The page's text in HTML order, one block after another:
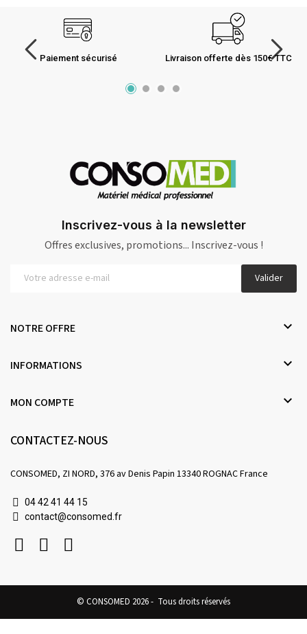
Paiement sécurisé Livraison offerte dès 150€ TTC
Inscrivez-vous à la newsletter
Offres exclusives, promotions... Inscrivez-vous !
Valider
NOTRE OFFRE 
INFORMATIONS 
MON COMPTE 
CONTACTEZ-NOUS
CONSOMED, ZI NORD, 376 av Denis Papin 13340 ROGNAC France
04 42 41 44 15
contact@consomed.fr
© CONSOMED 2026 - Tous droits réservés